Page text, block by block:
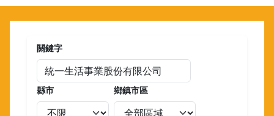
關鍵字
縣市 鄉鎮市區